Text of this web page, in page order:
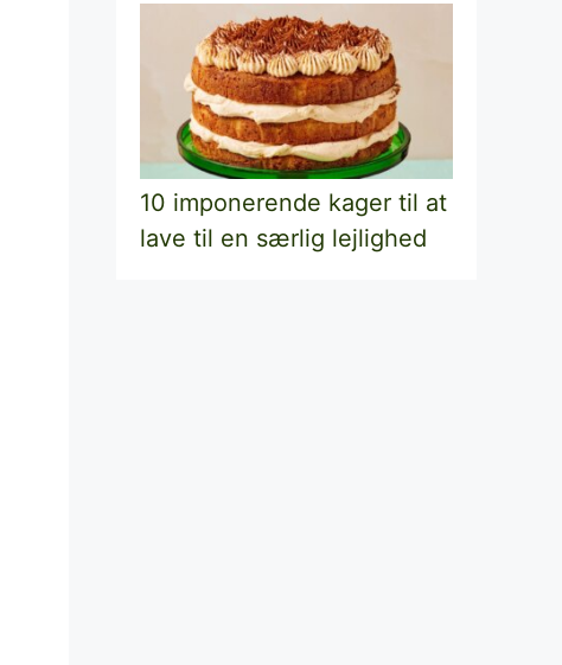
10 imponerende kager til at
lave til en særlig lejlighed